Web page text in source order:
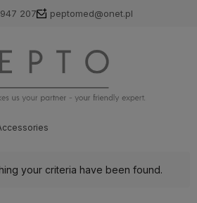
207 peptomed@onet.pl
your criteria have been found.